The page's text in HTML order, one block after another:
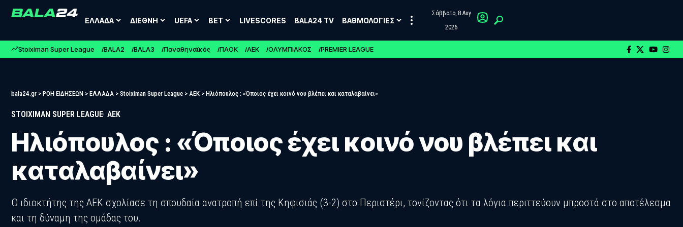
ΕΛΛΑΔΑ ΔΙΕΘΝΗ UEFA BET LIVESCORES BALA24 TV ΒΑΘΜΟΛΟΓΙΕΣ
Σάββατο, 8 Αυγ
2026
Stoiximan Super League BALA2 BALA3 Παναθηναϊκός ΠΑΟΚ ΑΕΚ ΟΛΥΜΠΙΑΚΟΣ PREMIER LEAGUE
bala24.gr > ΡΟΗ ΕΙΔΗΣΕΩΝ > ΕΛΛΑΔΑ > Stoiximan Super League > ΑΕΚ > Ηλιόπουλος : «Όποιος έχει κοινό νου βλέπει και καταλαβαίνει»
STOIXIMAN SUPER LEAGUE ΑΕΚ
Ηλιόπουλος : «Όποιος έχει κοινό νου βλέπει και
καταλαβαίνει»
Ο ιδιοκτήτης της ΑΕΚ σχολίασε τη σπουδαία ανατροπή επί της Κηφισιάς (3-2) στο Περιστέρι, τονίζοντας ότι τα λόγια περιττεύουν μπροστά στο αποτέλεσμα
και τη δύναμη της ομάδας του.